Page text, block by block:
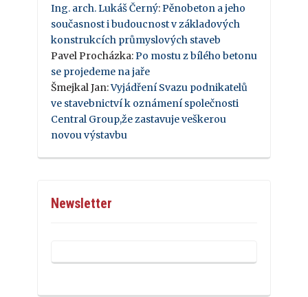
Ing. arch. Lukáš Černý:Pěnobeton a jeho
současnost i budoucnost v základových
konstrukcích průmyslových staveb
Pavel Procházka:Po mostu z bílého betonu
se projedeme na jaře
Šmejkal Jan:Vyjádření Svazu podnikatelů
ve stavebnictví k oznámení společnosti
Central Group,že zastavuje veškerou
novou výstavbu
Newsletter